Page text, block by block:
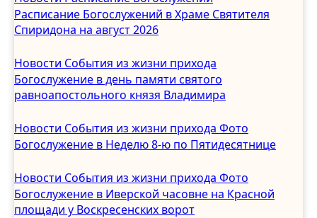
Февраль 2025
Январь 2025
Декабрь 2024
Ноябрь 2024
Октябрь 2024
Сентябрь 2024
Август 2024
Июль 2024
Июнь 2024
Май 2024
Апрель 2024
Март 2024
Февраль 2024
Расписание Богослужений в Храме Святителя
Спиридона на август 2026
Новости События из жизни прихода
Богослужение в день памяти святого
равноапостольного князя Владимира
Новости События из жизни прихода Фото
Богослужение в Неделю 8-ю по Пятидесятнице
Новости События из жизни прихода Фото
Богослужение в Иверской часовне на Красной
площади у Воскресенских ворот